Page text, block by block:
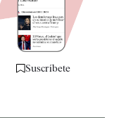
Suscríbete